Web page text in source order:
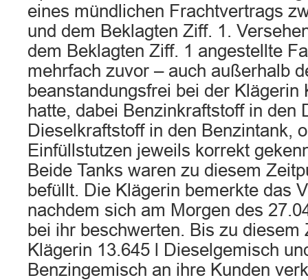
eines mündlichen Frachtvertrags
und dem Beklagten Ziff. 1.
dem Beklagten Ziff. 1 angestellte
mehrfach zuvor – auch außerhalb
beanstandungsfrei bei der Klägerin
hatte, dabei Benzinkraftstoff in den
Dieselkraftstoff in den Benzintank,
Einfüllstutzen jeweils korrekt
Beide Tanks waren zu diesem
befüllt. Die Klägerin bemerkte das
nachdem sich am Morgen des
bei ihr beschwerten. Bis zu diesem
Klägerin 13.645 l Dieselgemisch
Benzingemisch an ihre Kunden